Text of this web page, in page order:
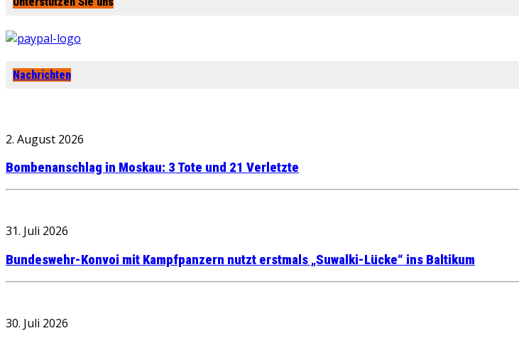
Nachrichten
2. August 2026
Bombenanschlag in Moskau: 3 Tote und 21 Verletzte
31. Juli 2026
Bundeswehr-Konvoi mit Kampfpanzern nutzt erstmals „Suwalki-Lücke“ ins Baltikum
30. Juli 2026